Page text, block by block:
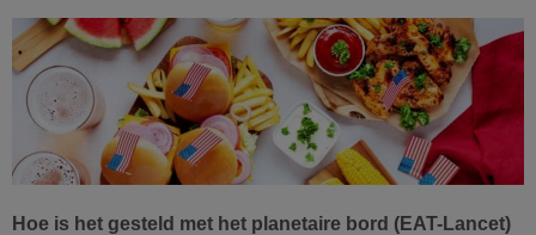
Hoe is het gesteld met het planetaire bord (EAT-Lancet)